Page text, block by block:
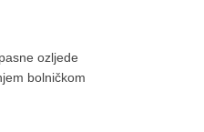
ozljede
bolničkom